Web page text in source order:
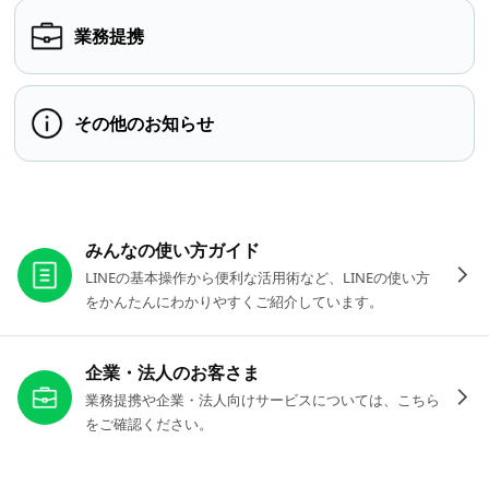
業務提携
その他のお知らせ
みんなの使い方ガイド
LINEの基本操作から便利な活用術など、LINEの使い方
をかんたんにわかりやすくご紹介しています。
企業・法人のお客さま
業務提携や企業・法人向けサービスについては、こちら
をご確認ください。